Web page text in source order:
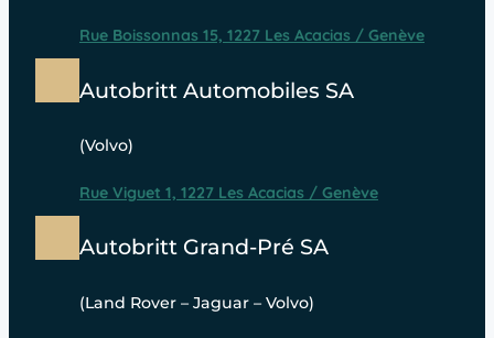
Rue Boissonnas 15, 1227 Les Acacias / Genève
Autobritt Automobiles SA
(Volvo)
Rue Viguet 1, 1227 Les Acacias / Genève
Autobritt Grand-Pré SA
(Land Rover – Jaguar – Volvo)